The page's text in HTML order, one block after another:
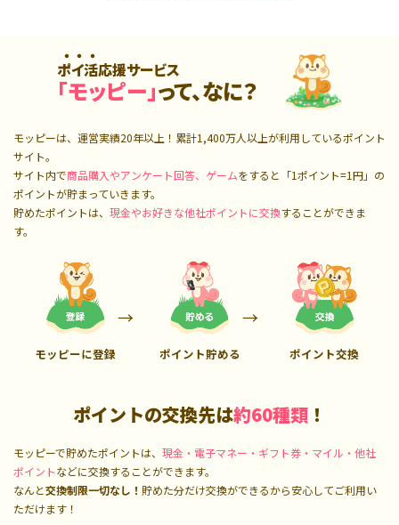
ポイ活応援サービス
「モッピー」って、なに？
モッピーは、運営実績20年以上！累計1,400万人以上が利用しているポイント
サイト。
サイト内で商品購入やアンケート回答、ゲームをすると「1ポイント=1円」の
ポイントが貯まっていきます。
貯めたポイントは、 現金やお好きな他社ポイントに交換することができま
す。
モッピーに登録 ポイント貯める ポイント交換
ポイントの交換先は約60種類 ！
モッピーで貯めたポイントは、 現金・電子マネー・ギフト券・マイル・他社
ポイントなどに交換することができます。
なんと交換制限一切なし！ 貯めた分だけ交換ができるから安心してご利用い
ただけます！